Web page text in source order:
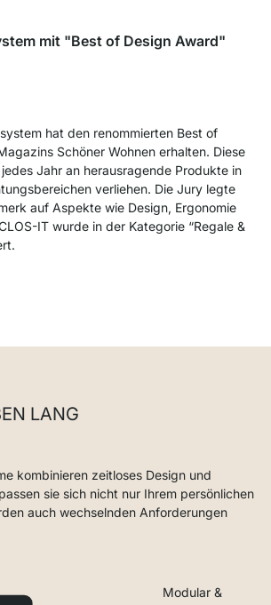
mit "Best of Design Award"
hat den renommierten Best of
Schöner Wohnen erhalten. Diese
Jahr an herausragende Produkte in
verliehen. Die Jury legte
auf Aspekte wie Design, Ergonomie
IT wurde in der Kategorie “Regale &
LANG
kombinieren zeitloses Design und
sie sich nicht nur Ihrem persönlichen
auch wechselnden Anforderungen
Modular &